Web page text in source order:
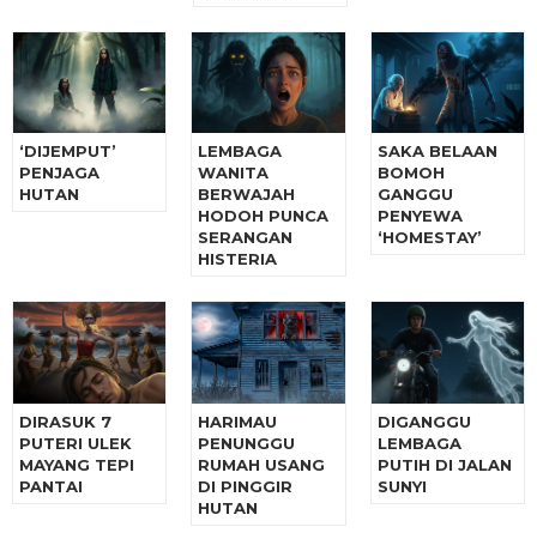
‘DIJEMPUT’
PENJAGA
HUTAN
LEMBAGA
WANITA
BERWAJAH
HODOH PUNCA
SERANGAN
HISTERIA
SAKA BELAAN
BOMOH
GANGGU
PENYEWA
‘HOMESTAY’
DIRASUK 7
PUTERI ULEK
MAYANG TEPI
PANTAI
HARIMAU
PENUNGGU
RUMAH USANG
DI PINGGIR
HUTAN
DIGANGGU
LEMBAGA
PUTIH DI JALAN
SUNYI